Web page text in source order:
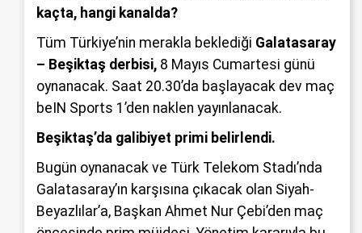
kaçta, hangi kanalda?
Tüm Türkiye’nin merakla beklediği Galatasaray
– Beşiktaş derbisi, 8 Mayıs Cumartesi günü
oynanacak. Saat 20.30’da başlayacak dev maç
beIN Sports 1’den naklen yayınlanacak.
Beşiktaş’da galibiyet primi belirlendi.
Bugün oynanacak ve Türk Telekom Stadı’nda
Galatasaray’ın karşısına çıkacak olan Siyah-
Beyazlılar’a, Başkan Ahmet Nur Çebi’den maç